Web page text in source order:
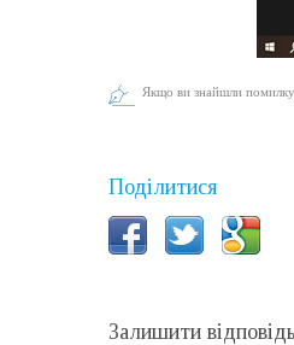
Якщо ви знайшли помилку,
Поділитися
Залишити відповідь